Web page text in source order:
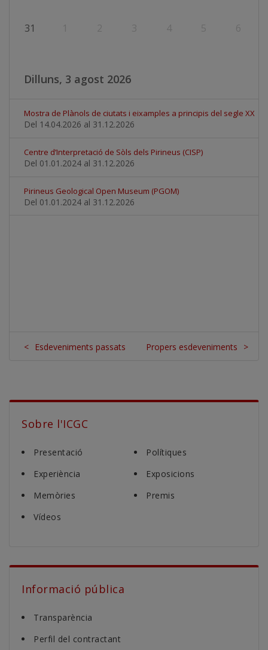
31 1 2 3 4 5 6
Dilluns, 3 agost 2026
Mostra de Plànols de ciutats i eixamples a principis del segle XX
Del 14.04.2026 al 31.12.2026
Centre d’Interpretació de Sòls dels Pirineus (CISP)
Del 01.01.2024 al 31.12.2026
Pirineus Geological Open Museum (PGOM)
Del 01.01.2024 al 31.12.2026
< Esdeveniments passats Propers esdeveniments >
Sobre l'ICGC
Presentació
Polítiques
Experiència
Exposicions
Memòries
Premis
Vídeos
Informació pública
Transparència
Perfil del contractant